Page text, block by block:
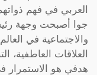
العربي في فهم
جوا أصبحت وجهة
والاجتماعية في
العلاقات
هدفي هو الاستمرار